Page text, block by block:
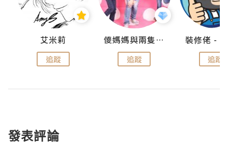
艾米莉
追蹤
儍媽媽與兩隻小魔怪之家
追蹤 追蹤
發表評論